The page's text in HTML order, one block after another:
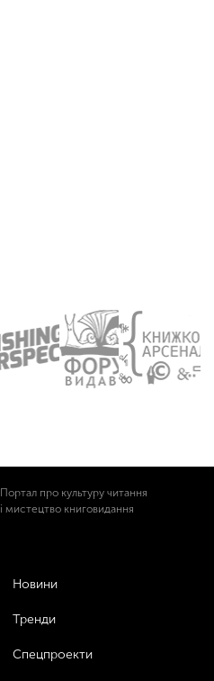
Портал про культуру читання
і мистецтво книговидання
Новини
Тренди
Спецпроекти